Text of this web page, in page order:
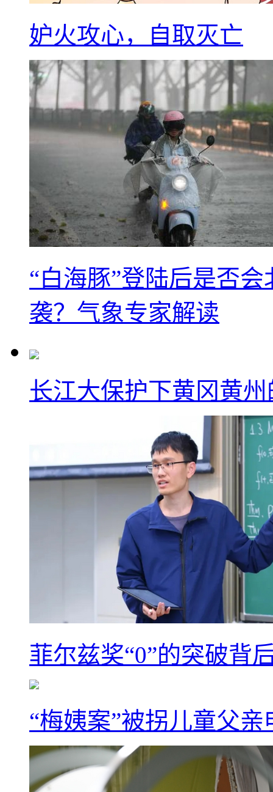
妒火攻心，自取灭亡
“白海豚”登陆后是否
袭？气象专家解读
长江大保护下黄冈黄
菲尔兹奖“0”的突破背
“梅姨案”被拐儿童父